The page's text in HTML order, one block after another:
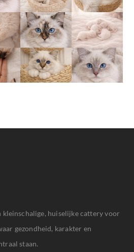
kleinschalige, huiselijke cattery voor
gezondheid, karakter en
staan.